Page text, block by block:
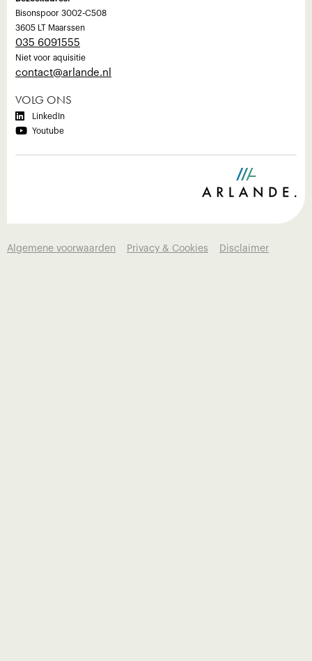
Bisonspoor 3002-C508
3605 LT Maarssen
035 6091555
Niet voor aquisitie
‍contact@arlande.nl
VOLG ONS
 LinkedIn
 Youtube
Algemene voorwaarden Privacy & Cookies Disclaimer